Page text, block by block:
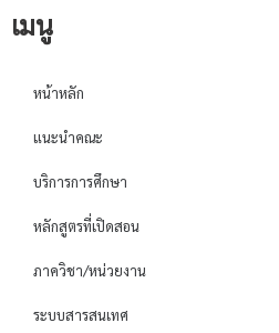
เมนู
หน้าหลัก
แนะนำคณะ
บริการการศึกษา
หลักสูตรที่เปิดสอน
ภาควิชา/หน่วยงาน
ระบบสารสนเทศ